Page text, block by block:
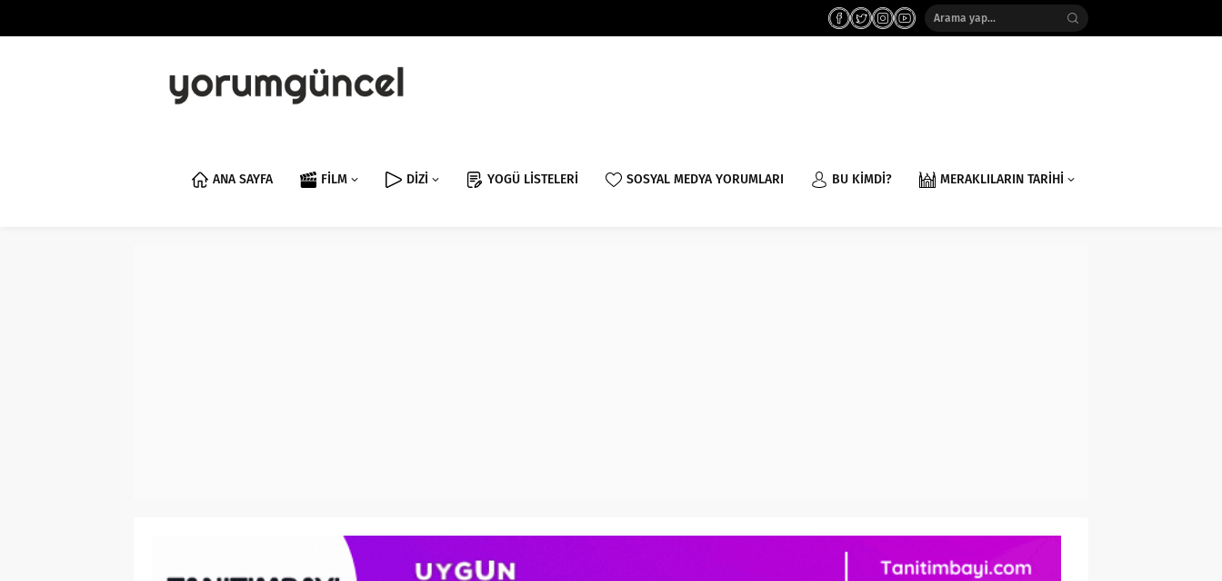
ANA SAYFA FİLM DİZİ YOGÜ LİSTELERİ SOSYAL MEDYA YORUMLARI BU KİMDİ? MERAKLILARIN TARİHİ